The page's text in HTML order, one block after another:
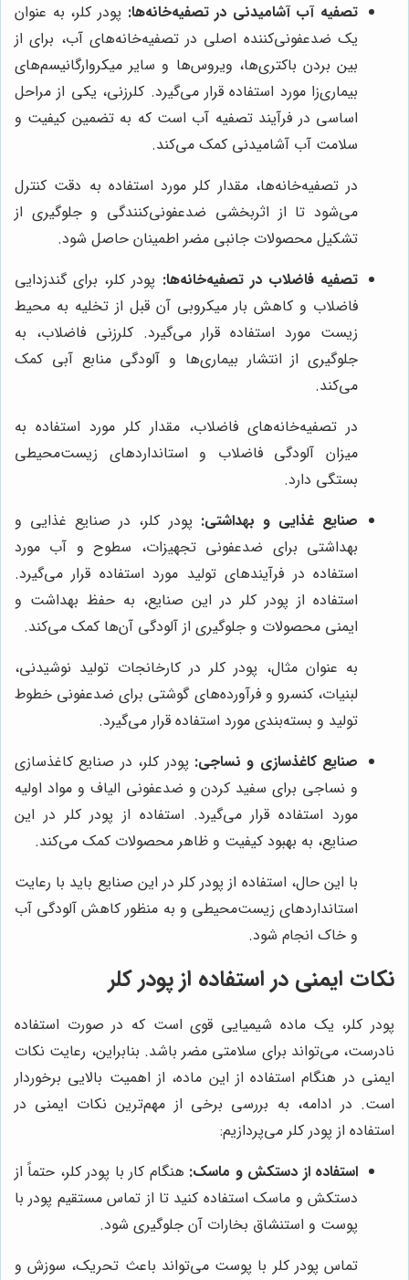
تصفیه آب آشامیدنی در تصفیه‌خانه‌ها: پودر کلر، به عنوان
یک ضدعفونی‌کننده اصلی در تصفیه‌خانه‌های آب، برای از
بین بردن باکتری‌ها، ویروس‌ها و سایر میکروارگانیسم‌های
بیماری‌زا مورد استفاده قرار می‌گیرد. کلرزنی، یکی از مراحل
اساسی در فرآیند تصفیه آب است که به تضمین کیفیت و
سلامت آب آشامیدنی کمک می‌کند.
در تصفیه‌خانه‌ها، مقدار کلر مورد استفاده به دقت کنترل
می‌شود تا از اثربخشی ضدعفونی‌کنندگی و جلوگیری از
تشکیل محصولات جانبی مضر اطمینان حاصل شود.
تصفیه فاضلاب در تصفیه‌خانه‌ها: پودر کلر، برای گندزدایی
فاضلاب و کاهش بار میکروبی آن قبل از تخلیه به محیط
زیست مورد استفاده قرار می‌گیرد. کلرزنی فاضلاب، به
جلوگیری از انتشار بیماری‌ها و آلودگی منابع آبی کمک
می‌کند.
در تصفیه‌خانه‌های فاضلاب، مقدار کلر مورد استفاده به
میزان آلودگی فاضلاب و استانداردهای زیست‌محیطی
بستگی دارد.
صنایع غذایی و بهداشتی: پودر کلر، در صنایع غذایی و
بهداشتی برای ضدعفونی تجهیزات، سطوح و آب مورد
استفاده در فرآیندهای تولید مورد استفاده قرار می‌گیرد.
استفاده از پودر کلر در این صنایع، به حفظ بهداشت و
ایمنی محصولات و جلوگیری از آلودگی آن‌ها کمک می‌کند.
به عنوان مثال، پودر کلر در کارخانجات تولید نوشیدنی،
لبنیات، کنسرو و فرآورده‌های گوشتی برای ضدعفونی خطوط
تولید و بسته‌بندی مورد استفاده قرار می‌گیرد.
صنایع کاغذسازی و نساجی: پودر کلر، در صنایع کاغذسازی
و نساجی برای سفید کردن و ضدعفونی الیاف و مواد اولیه
مورد استفاده قرار می‌گیرد. استفاده از پودر کلر در این
صنایع، به بهبود کیفیت و ظاهر محصولات کمک می‌کند.
با این حال، استفاده از پودر کلر در این صنایع باید با رعایت
استانداردهای زیست‌محیطی و به منظور کاهش آلودگی آب
و خاک انجام شود.
نکات ایمنی در استفاده از پودر کلر
پودر کلر، یک ماده شیمیایی قوی است که در صورت استفاده
نادرست، می‌تواند برای سلامتی مضر باشد. بنابراین، رعایت نکات
ایمنی در هنگام استفاده از این ماده، از اهمیت بالایی برخوردار
است. در ادامه، به بررسی برخی از مهم‌ترین نکات ایمنی در
استفاده از پودر کلر می‌پردازیم:
استفاده از دستکش و ماسک: هنگام کار با پودر کلر، حتماً از
دستکش و ماسک استفاده کنید تا از تماس مستقیم پودر با
پوست و استنشاق بخارات آن جلوگیری شود.
تماس پودر کلر با پوست می‌تواند باعث تحریک، سوزش و